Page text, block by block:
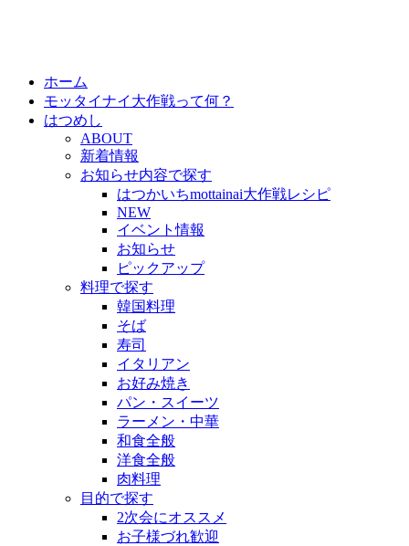
ホーム
モッタイナイ大作戦って何？
はつめし
ABOUT
新着情報
お知らせ内容で探す
はつかいちmottainai大作戦レシピ
NEW
イベント情報
お知らせ
ピックアップ
料理で探す
韓国料理
そば
寿司
イタリアン
お好み焼き
パン・スイーツ
ラーメン・中華
和食全般
洋食全般
肉料理
目的で探す
2次会にオススメ
お子様づれ歓迎